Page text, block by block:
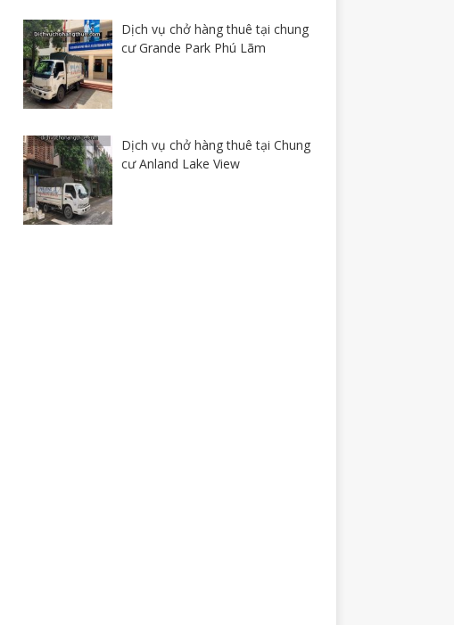
Dịch vụ chở hàng thuê tại chung
cư Grande Park Phú Lãm
Dịch vụ chở hàng thuê tại Chung
cư Anland Lake View